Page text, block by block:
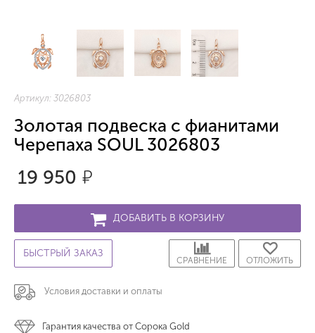
Артикул: 3026803
Золотая подвеска с фианитами
Черепаха SOUL 3026803
19 950 р.
ДОБАВИТЬ В КОРЗИНУ
БЫСТРЫЙ ЗАКАЗ
ОТЛОЖИТЬ
СРАВНЕНИЕ
Условия доставки и оплаты
Гарантия качества от Сорока Gold